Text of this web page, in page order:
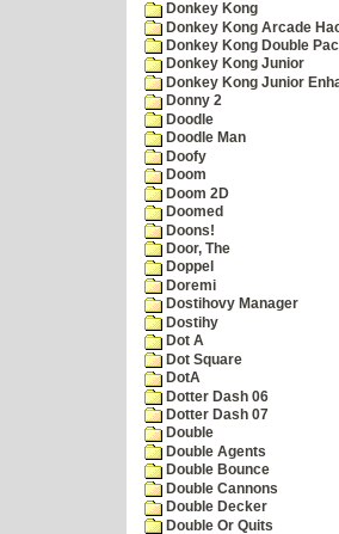
Donkey Kong
Donkey Kong Arcade
Donkey Kong Double
Donkey Kong Junior
Donkey Kong Junior
Donny 2
Doodle
Doodle Man
Doofy
Doom
Doom 2D
Doomed
Doons!
Door, The
Doppel
Doremi
Dostihovy Manager
Dostihy
Dot A
Dot Square
DotA
Dotter Dash 06
Dotter Dash 07
Double
Double Agents
Double Bounce
Double Cannons
Double Decker
Double Or Quits